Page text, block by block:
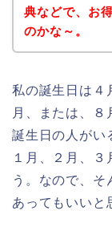
典などで、お
のかな～。
私の誕生日は４
月、または、８
誕生日の人がい
１月、２月、３
う。なので、そ
あってもいいと